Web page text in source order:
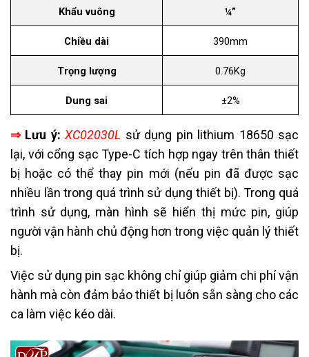
Khẩu vuông ¼”
Chiều dài 390mm
Trọng lượng 0.76Kg
Dung sai ±2%
⇒ Lưu ý: XC02030L sử dụng pin lithium 18650 sạc
lại, với cổng sạc Type-C tích hợp ngay trên thân thiết
bị hoặc có thể thay pin mới (nếu pin đã được sạc
nhiều lần trong quá trình sử dụng thiết bị). Trong quá
trình sử dụng, màn hình sẽ hiển thị mức pin, giúp
người vận hành chủ động hơn trong việc quản lý thiết
bị.
Việc sử dụng pin sạc không chỉ giúp giảm chi phí vận
hành mà còn đảm bảo thiết bị luôn sẵn sàng cho các
ca làm việc kéo dài.